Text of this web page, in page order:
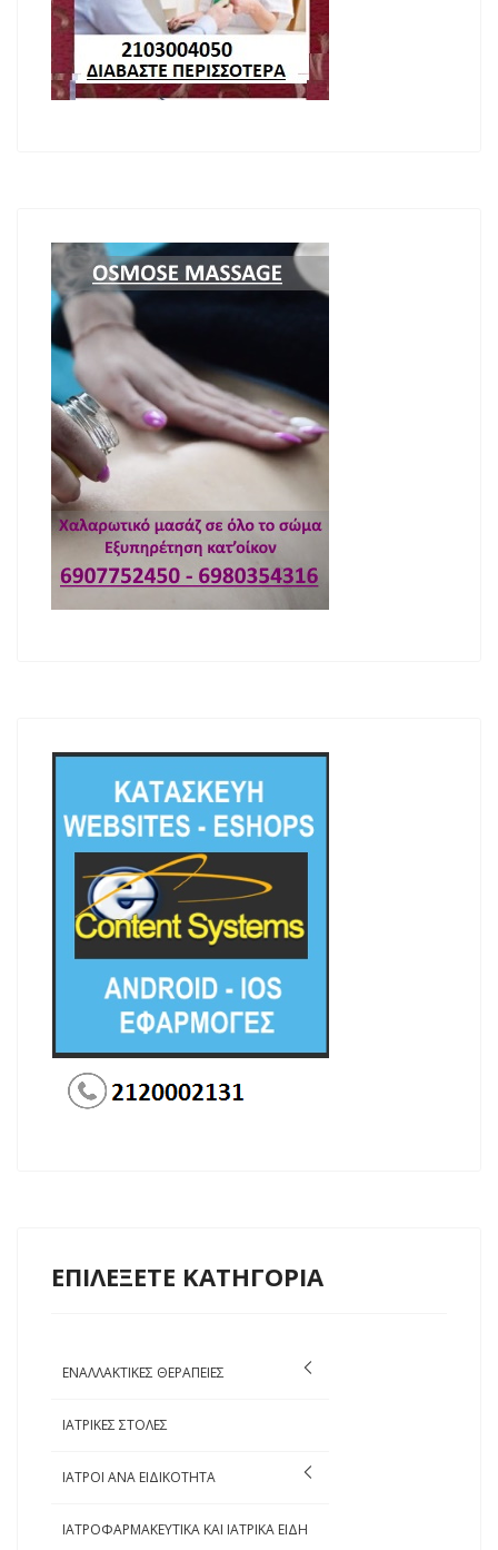
ΕΠΙΛΕΞΕΤΕ ΚΑΤΗΓΟΡΙΑ
ΕΝΑΛΛΑΚΤΙΚΕΣ ΘΕΡΑΠΕΙΕΣ
ΙΑΤΡΙΚΕΣ ΣΤΟΛΕΣ
ΙΑΤΡΟΙ ΑΝΑ ΕΙΔΙΚΟΤΗΤΑ
ΙΑΤΡΟΦΑΡΜΑΚΕΥΤΙΚΑ ΚΑΙ ΙΑΤΡΙΚΑ ΕΙΔΗ